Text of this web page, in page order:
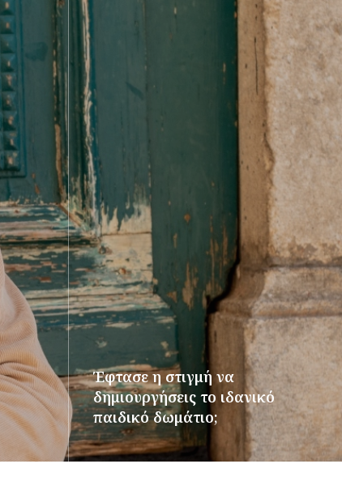
Έφτασε η στιγμή να
δημιουργήσεις το ιδανικό
παιδικό δωμάτιο;
ΠΕΡΙΣΣΌΤΕΡΑ